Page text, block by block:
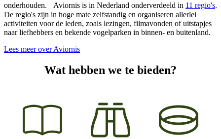
onderhouden. Aviornis is in Nederland onderverdeeld in 11 regio's.
De regio's zijn in hoge mate zelfstandig en organiseren allerlei
activiteiten voor de leden, zoals lezingen, filmavonden of uitstapjes
naar liefhebbers en bekende vogelparken in binnen- en buitenland.
Lees meer over Aviornis
Wat hebben we te bieden?